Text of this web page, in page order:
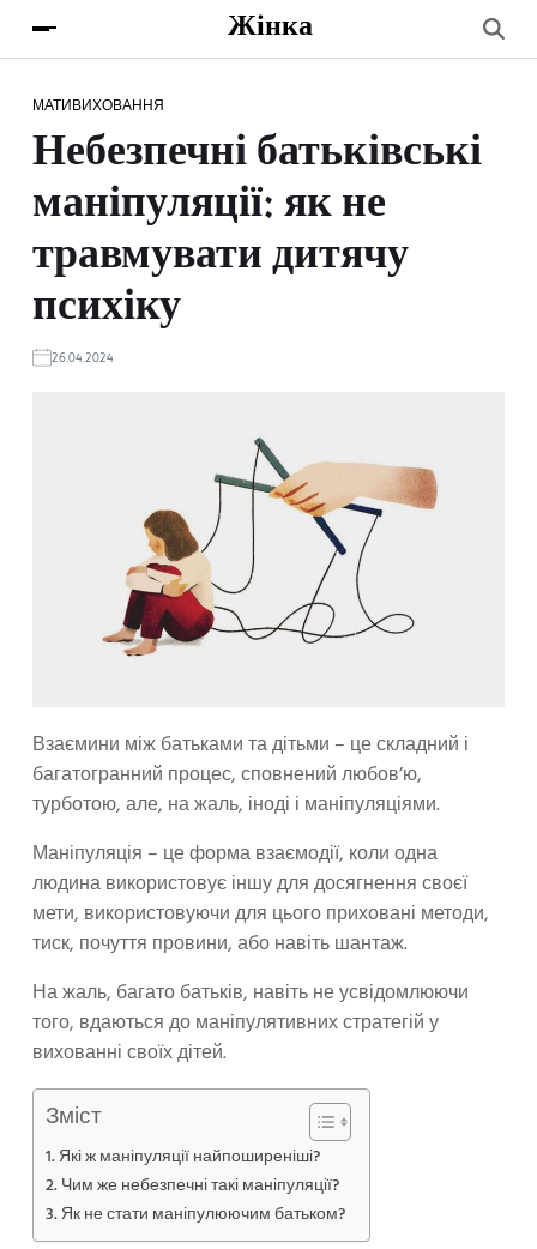
Жінка
МАТИ ВИХОВАННЯ
Небезпечні батьківські
маніпуляції: як не
травмувати дитячу
психіку
26.04.2024
Взаємини між батьками та дітьми – це складний і
багатогранний процес, сповнений любов’ю,
турботою, але, на жаль, іноді і маніпуляціями.
Маніпуляція – це форма взаємодії, коли одна
людина використовує іншу для досягнення своєї
мети, використовуючи для цього приховані методи,
тиск, почуття провини, або навіть шантаж.
На жаль, багато батьків, навіть не усвідомлюючи
того, вдаються до маніпулятивних стратегій у
вихованні своїх дітей.
Зміст
Які ж маніпуляції найпоширеніші?
Чим же небезпечні такі маніпуляції?
Як не стати маніпулюючим батьком?